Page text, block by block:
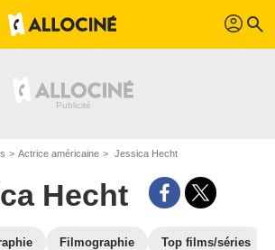
profil search
Actrice américaine Jessica Hecht
Hecht
Filmographie Top films/séries